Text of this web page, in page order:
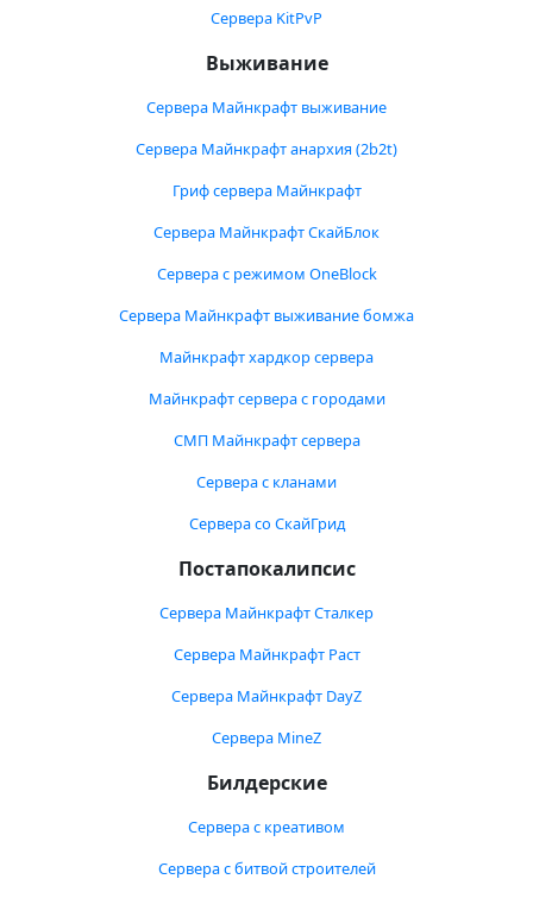
Сервера KitPvP
Выживание
Сервера Майнкрафт выживание
Сервера Майнкрафт анархия (2b2t)
Гриф сервера Майнкрафт
Сервера Майнкрафт СкайБлок
Сервера с режимом OneBlock
Сервера Майнкрафт выживание бомжа
Майнкрафт хардкор сервера
Майнкрафт сервера с городами
СМП Майнкрафт сервера
Сервера с кланами
Сервера со СкайГрид
Постапокалипсис
Сервера Майнкрафт Сталкер
Сервера Майнкрафт Раст
Сервера Майнкрафт DayZ
Сервера MineZ
Билдерские
Сервера с креативом
Сервера с битвой строителей